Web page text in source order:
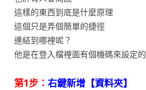
這樣的東西到底是什麼原理
這個只是弄個簡單的捷徑
連結到哪裡呢？
他是在登入檔裡面有個機碼來設定的
第1步： 右鍵新增【資料夾】